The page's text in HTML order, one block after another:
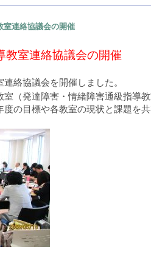
室連絡協議会の開催
教室連絡協議会の開催
絡協議会を開催しました。
室 （発達障害・情緒障害通級指導
の目標や各教室の現状と課題を